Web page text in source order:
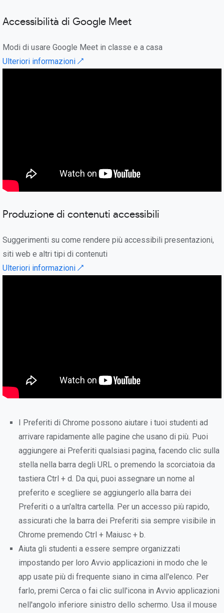
Accessibilità di Google Meet
Modi di usare Google Meet in classe e a casa
Ulteriori informazioni ↗
Produzione di contenuti accessibili
Suggerimenti su come rendere più accessibili presentazioni,
siti web e altri tipi di contenuti
Ulteriori informazioni ↗
I Preferiti di Chrome possono aiutare i tuoi studenti ad
arrivare rapidamente alle pagine che usano di più. Puoi
aggiungere ai Preferiti qualsiasi pagina, facendo clic sulla
stella nella barra degli URL o premendo la scorciatoia da
tastiera Ctrl + d. Da qui, puoi assegnare un nome al
preferito e scegliere se aggiungerlo alla barra dei
Preferiti o a un'altra cartella. Per un accesso più rapido,
assicurati che la barra dei Preferiti sia sempre visibile in
Chrome premendo Ctrl + Maiusc + b.
Aiuta gli studenti a essere sempre organizzati
impostando per loro Avvio applicazioni in modo che le
app usate più di frequente siano in cima all'elenco. Per
farlo, premi Cerca o fai clic sull'icona in Avvio applicazioni
nell'angolo inferiore sinistro dello schermo. Usa il mouse